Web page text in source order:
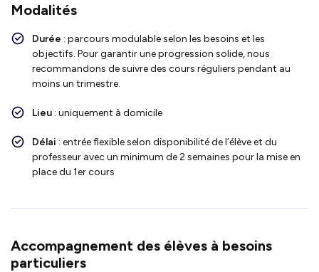
Modalités
Durée : parcours modulable selon les besoins et les
objectifs. Pour garantir une progression solide, nous
recommandons de suivre des cours réguliers pendant au
moins un trimestre.
Lieu : uniquement à domicile
Délai : entrée flexible selon disponibilité de l’élève et du
professeur avec un minimum de 2 semaines pour la mise en
place du 1er cours
Accompagnement des élèves à besoins
particuliers